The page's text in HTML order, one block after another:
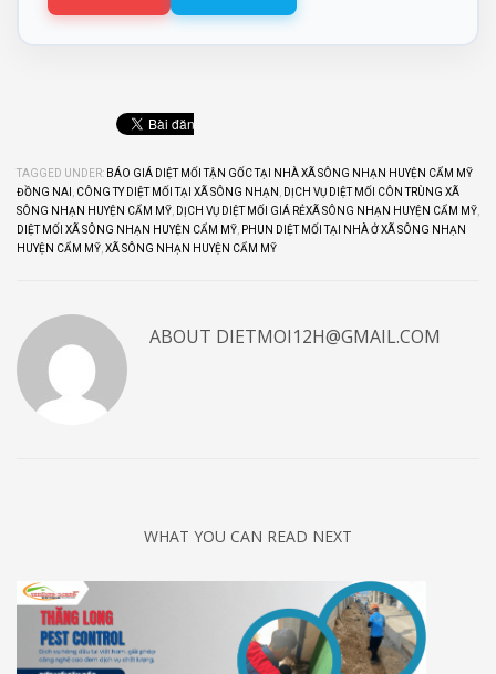
TAGGED UNDER: BÁO GIÁ DIỆT MỐI TẬN GỐC TẠI NHÀ XÃ SÔNG NHẠN HUYỆN CẨM MỸ
ĐỒNG NAI , CÔNG TY DIỆT MỐI TẠI XÃ SÔNG NHẠN , DỊCH VỤ DIỆT MỐI CÔN TRÙNG XÃ
SÔNG NHẠN HUYỆN CẨM MỸ, DỊCH VỤ DIỆT MỐI GIÁ RẺXÃ SÔNG NHẠN HUYỆN CẨM MỸ,
DIỆT MỐI XÃ SÔNG NHẠN HUYỆN CẨM MỸ, PHUN DIỆT MỐI TẠI NHÀ Ở XÃ SÔNG NHẠN
HUYỆN CẨM MỸ,XÃ SÔNG NHẠN HUYỆN CẨM MỸ
ABOUT DIETMOI12H@GMAIL.COM
WHAT YOU CAN READ NEXT